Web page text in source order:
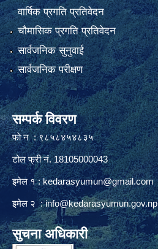
वार्षिक प्रगति प्रतिवेदन
चौमासिक प्रगति प्रतिवेदन
सार्वजनिक सुनुवाई
सार्वजनिक परीक्षण
सम्पर्क विवरण
फाे न : ९८५८४५४८३५
टोल फ्री नं. 18105000043
इमेल १ :kedarasyumun@gmail.com
इमेल २ :info@kedarasyumun.gov.np
सुचना अधिकारी